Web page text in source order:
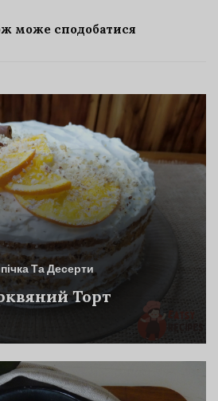
може сподобатися
Та Десерти
Торт